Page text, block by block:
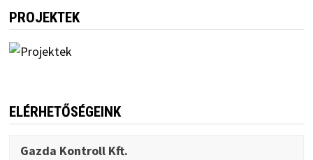
PROJEKTEK
ELÉRHETŐSÉGEINK
Gazda Kontroll Kft.